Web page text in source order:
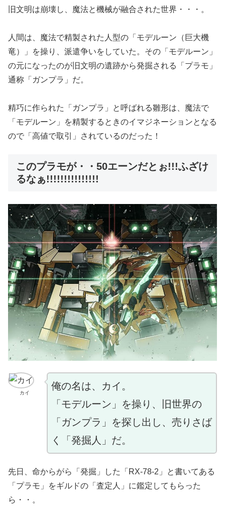
旧文明は崩壊し、魔法と機械が融合された世界・・・。
人間は、魔法で精製された人型の「モデルーン（巨大機
竜）」を操り、派遣争いをしていた。その「モデルーン」
の元になったのが旧文明の遺跡から発掘される「プラモ」
通称「ガンプラ」だ。
精巧に作られた「ガンプラ」と呼ばれる雛形は、魔法で
「モデルーン」を精製するときのイマジネーションとなる
ので「高値で取引」されているのだった！
このプラモが・・50エーンだとぉ!!!ふざけ
るなぁ!!!!!!!!!!!!!!!
カイ
俺の名は、カイ。
「モデルーン」を操り、旧世界の
「ガンプラ」を探し出し、売りさば
く「発掘人」だ。
先日、命からがら「発掘」した「RX-78-2」と書いてある
「プラモ」をギルドの「査定人」に鑑定してもらった
ら・・。